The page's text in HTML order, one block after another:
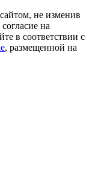
не изменив
на
в соответствии с
, размещенной на